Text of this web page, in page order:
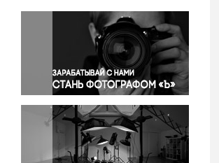
Окружающая среда
Политика
Правосудие
Происшествия и конфликты
Религия
Светская жизнь
Спорт
Экология
Экономика и бизнес